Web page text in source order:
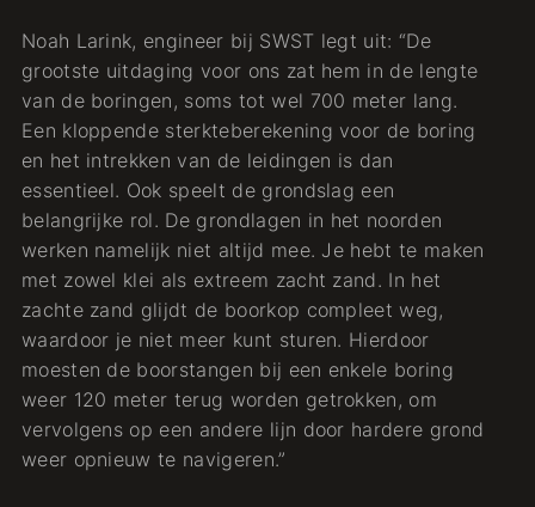
Noah Larink, engineer bij SWST legt uit: “De
grootste uitdaging voor ons zat hem in de lengte
van de boringen, soms tot wel 700 meter lang.
Een kloppende sterkteberekening voor de boring
en het intrekken van de leidingen is dan
essentieel. Ook speelt de grondslag een
belangrijke rol. De grondlagen in het noorden
werken namelijk niet altijd mee. Je hebt te maken
met zowel klei als extreem zacht zand. In het
zachte zand glijdt de boorkop compleet weg,
waardoor je niet meer kunt sturen. Hierdoor
moesten de boorstangen bij een enkele boring
weer 120 meter terug worden getrokken, om
vervolgens op een andere lijn door hardere grond
weer opnieuw te navigeren.”